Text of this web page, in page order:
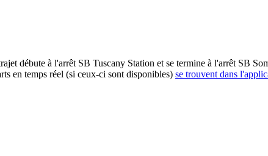
débute à l'arrêt SB Tuscany Station et se termine à l'arrêt SB
en temps réel (si ceux-ci sont disponibles) se trouvent dans